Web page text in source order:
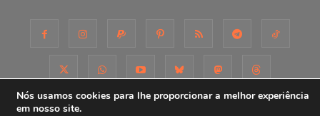
Nós usamos cookies para lhe proporcionar a melhor experiência
em nosso site.